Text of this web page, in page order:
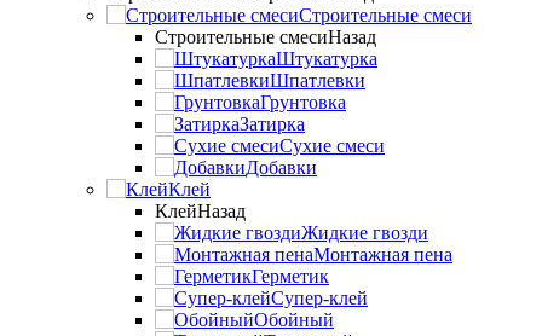
Строительные смеси
Строительные смесиНазад
Штукатурка
Шпатлевки
Грунтовка
Затирка
Сухие смеси
Добавки
Клей
КлейНазад
Жидкие гвозди
Монтажная пена
Герметик
Супер-клей
Обойный